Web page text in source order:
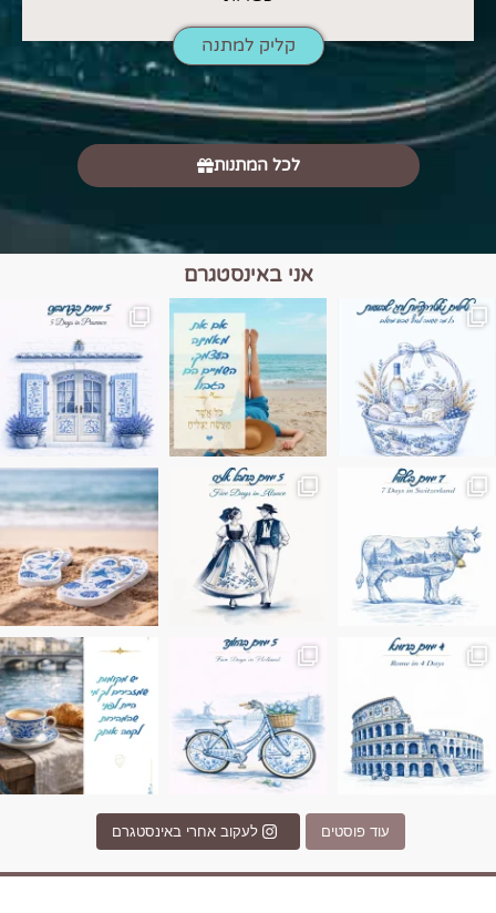
קליק למתנה
לכל המתנות
אני באינסטגרם
הם הגבול 💙🩵
בחבל אלזס צרפת
בחופשה שבו הכל נהיה פשוט יותר. החול, הי
Instagram post
Instagram post 17994326828955248
עוד פוסטים לעקוב אחרי באינסטגרם